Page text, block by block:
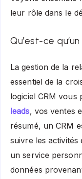
leur rôle dans le
Qu’est-ce
La gestion de la
essentiel de la
logiciel CRM vous
leads, vos ventes
résumé, un CRM
suivre les
un service
données